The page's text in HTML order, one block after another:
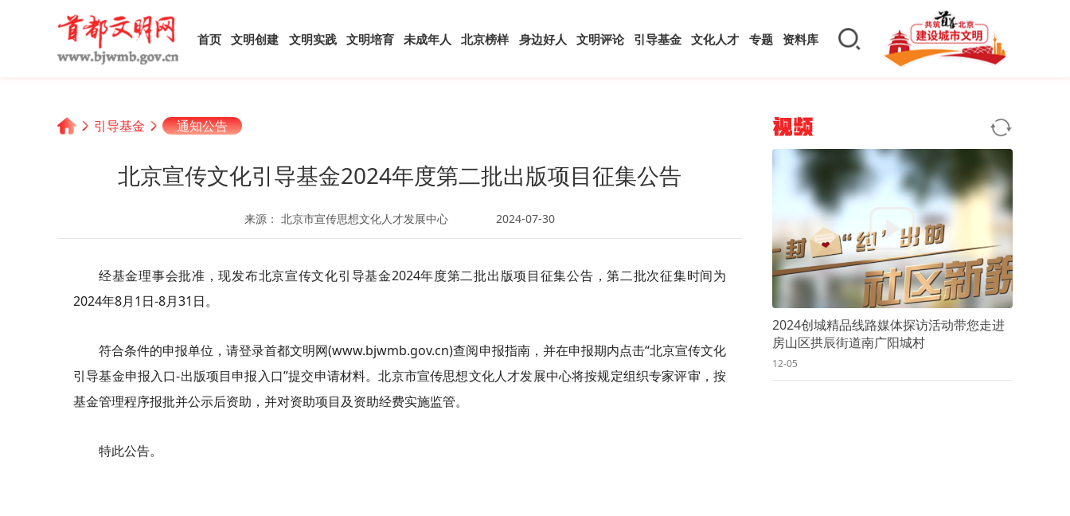
首页 文明创建 文明实践 文明培育 未成年人 北京榜样 身边好人 文明评论 引导基金 文化人才 专题 资料库
引导基金 通知公告
北京宣传文化引导基金2024年度第二批出版项目征集公告
来源： 北京市宣传思想文化人才发展中心 2024-07-30
经基金理事会批准，现发布北京宣传文化引导基金2024年度第二批出版项目征集公告，第二批次征集时间为
2024年8月1日-8月31日。
符合条件的申报单位，请登录首都文明网(www.bjwmb.gov.cn)查阅申报指南，并在申报期内点击“北京宣传文化
引导基金申报入口-出版项目申报入口”提交申请材料。北京市宣传思想文化人才发展中心将按规定组织专家评审，按
基金管理程序报批并公示后资助，并对资助项目及资助经费实施监管。
特此公告。
视频
2024创城精品线路媒体探访活动带您走进
房山区拱辰街道南广阳城村
12-05